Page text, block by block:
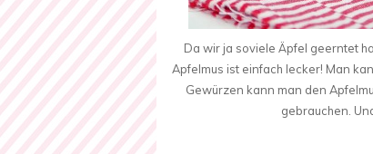
Da wir ja soviele Äpfel geerntet
Apfelmus ist einfach lecker! Man
Gewürzen kann man den
gebrauchen.